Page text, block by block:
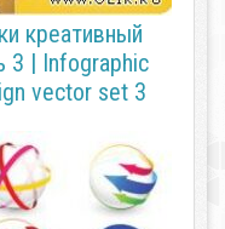
креативный
3 | Infographic
vector set 3